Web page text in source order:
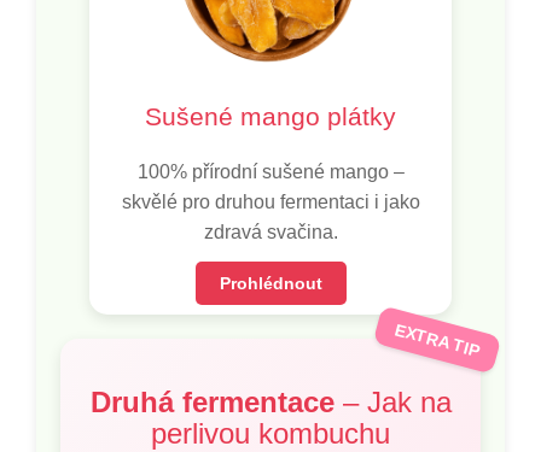
Sušené mango plátky
100% přírodní sušené mango –
skvělé pro druhou fermentaci i jako
zdravá svačina.
Prohlédnout
EXTRA TIP
Druhá fermentace – Jak na
perlivou kombuchu